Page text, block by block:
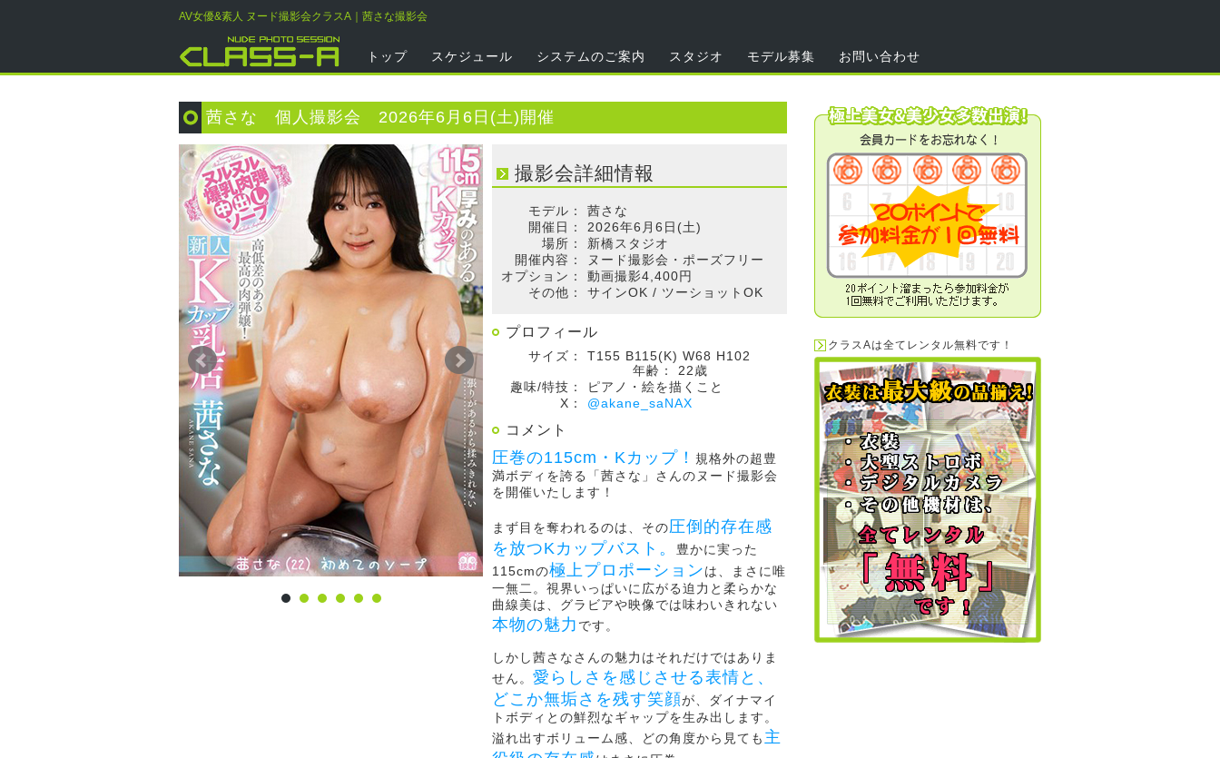
AV女優&素人 ヌード撮影会クラスA｜茜さな撮影会
トップ スケジュール システムのご案内 スタジオ モデル募集 お問い合わせ
茜さな 個人撮影会 2026年6月6日(土)開催
撮影会詳細情報
モデル：
茜さな
開催日：
2026年6月6日(土)
場所：
新橋スタジオ
開催内容：
ヌード撮影会・ポーズフリー
オプション：
動画撮影4,400円
その他：
サインOK / ツーショットOK
プロフィール
サイズ：
T155 B115(K) W68 H102
年齢：
22歳
趣味/特技：
ピアノ・絵を描くこと
X：
@akane_saNAX
コメント
圧巻の115cm・Kカップ！
規格外の超豊
満ボディを誇る「茜さな」さんのヌード撮影会
を開催いたします！
まず目を奪われるのは、その圧倒的存在感
を放つKカップバスト。
豊かに実った
115cmの極上プロポーションは、まさに唯
一無二。視界いっぱいに広がる迫力と柔らかな
曲線美は、グラビアや映像では味わいきれない
本物の魅力 です。
しかし茜さなさんの魅力はそれだけではありま
せん。 愛らしさを感じさせる表情と、
どこか無垢さを残す笑顔が、ダイナマイ
トボディとの鮮烈なギャップを生み出します。
溢れ出すボリューム感、どの角度から見ても 主
クラスAは全てレンタル無料です！